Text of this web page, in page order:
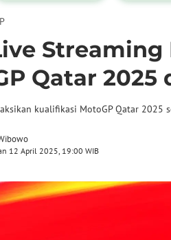
Qatar 2025
kualifikasi MotoGP Qatar 2025
12 April 2025, 19:00 WIB